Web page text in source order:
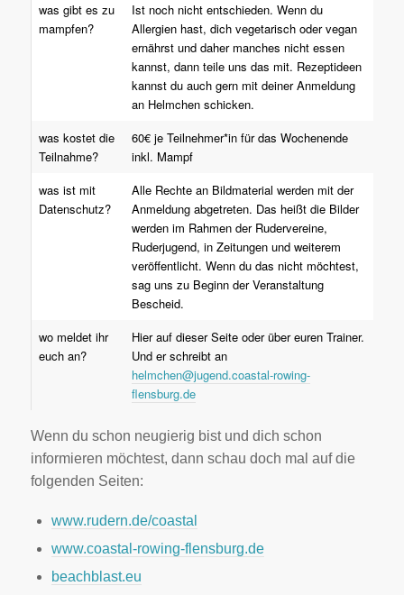
was gibt es zu
mampfen?
Ist noch nicht entschieden. Wenn du
Allergien hast, dich vegetarisch oder vegan
ernährst und daher manches nicht essen
kannst, dann teile uns das mit. Rezeptideen
kannst du auch gern mit deiner Anmeldung
an Helmchen schicken.
was kostet die
Teilnahme?
60€ je Teilnehmer*in für das Wochenende
inkl. Mampf
was ist mit
Datenschutz?
Alle Rechte an Bildmaterial werden mit der
Anmeldung abgetreten. Das heißt die Bilder
werden im Rahmen der Rudervereine,
Ruderjugend, in Zeitungen und weiterem
veröffentlicht. Wenn du das nicht möchtest,
sag uns zu Beginn der Veranstaltung
Bescheid.
wo meldet ihr
euch an?
Hier auf dieser Seite oder über euren Trainer.
Und er schreibt an
helmchen@jugend.coastal-rowing-
flensburg.de
Wenn du schon neugierig bist und dich schon
informieren möchtest, dann schau doch mal auf die
folgenden Seiten:
www.rudern.de/coastal
www.coastal-rowing-flensburg.de
beachblast.eu